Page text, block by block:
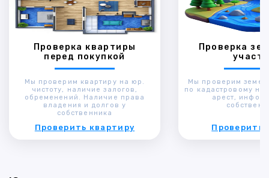
Проверка квартиры
перед покупкой
Мы проверим квартиру на юр.
чистоту, наличие залогов,
обременений. Наличие права
владения и долгов у
собственника
Проверить квартиру
Проверка
Мы проверим
по кадастровому
арест,
Проверить